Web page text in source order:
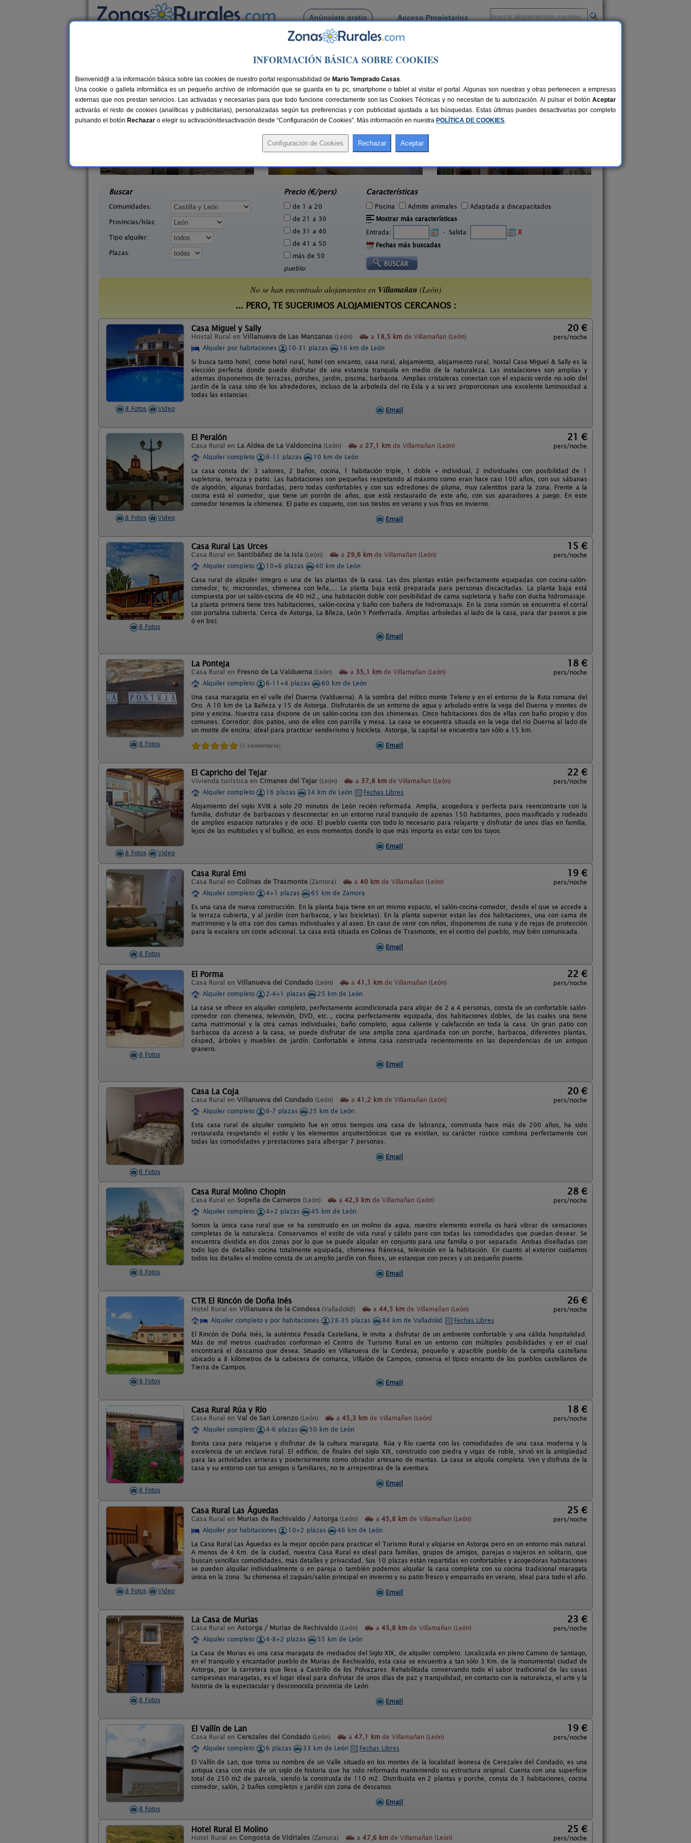
Anúnciate gratis Acceso Propietarios
Busca por pueblo
Casas Rurales cerca de Villamañan
36 €
La Casa de Pandora
Buscar
Comunidades:
Provincias/Islas:
Tipo alquiler:
Plazas:
Precio (€/pers)
de 1 a 20
de 21 a 30
de 31 a 40
de 41 a 50
más de 50
pueblo:
Características
Piscina Admite animales
Adaptada a discapacitados
Mostrar más características
Entrada:
- Salida:
X
Fechas más buscadas
No se han encontrado alojamientos en Villamañan (León)
... PERO, TE SUGERIMOS ALOJAMIENTOS CERCANOS :
8 Fotos Video
Casa Miguel y Sally
Hostal Rural en Villanueva de Las Manzanas (León) a 18,5 km de Villamañan (León)
20 €
pers/noche
Alquiler por habitaciones
10-31 plazas
16 km de León
Si busca tanto hotel, como hotel rural, hotel con encanto, casa rural, alojamiento, alojamiento rural, hostal Casa Miguel & Sally es la
elección perfecta donde puede disfrutar de una estancia tranquila en medio de la naturaleza. Las instalaciones son amplias y
ademas disponemos de terrazas, porches, jardin, piscina, barbacoa. Amplias cristaleras conectan con el espacio verde no solo del
jardin de la casa sino de los alrededores, incluso de la arboleda del rio Esla y a su vez proporcionan una excelente luminosidad a
todas las estancias.
Email
8 Fotos Video
El Peralón
Casa Rural en La Aldea de La Valdoncina (León) a 27,1 km de Villamañan (León)
21 €
pers/noche
Alquiler completo
6-11 plazas
10 km de León
La casa consta de: 3 salones, 2 baños, cocina, 1 habitación triple, 1 doble + individual, 2 individuales con posibilidad de 1
supletoria, terraza y patio. Las habitaciones son pequeñas respetando al máximo como eran hace casi 100 años, con sus sábanas
de algodón, algunas bordadas, pero todas confortables y con sus edredones de pluma, muy calentitos para la zona. Frente a la
cocina está el comedor, que tiene un porrón de años, que está restaurado de este año, con sus aparadores a juego. En este
comedor tenemos la chimenea. El patio es coqueto, con sus tiestos en verano y sus frios en invierno.
Email
8 Fotos
Casa Rural Las Urces
Casa Rural en Santibáñez de la Isla (León) a 29,6 km de Villamañan (León)
15 €
pers/noche
Alquiler completo
10+6 plazas
40 km de León
Casa rural de alquiler íntegro o una de las plantas de la casa. Las dos plantas están perfectamente equipadas con cocina-salón-
comedor, tv, microondas, chimenea con leña,... La planta baja está preparada para personas discacitadas. La planta baja está
compuesta por un salón-cocina de 40 m2., una habitación doble con posibilidad de cama supletoria y baño con ducha hidromasaje.
La planta primera tiene tres habitaciones, salón-cocina y baño con bañera de hidromasaje. En la zona común se encuentra el corral
con portalina cubierta. Cerca de Astorga, La Bñeza, León Y Ponferrada. Amplias arboledas al lado de la casa, para dar paseos a pie
ó en bici.
Email
8 Fotos
La Ponteja
Casa Rural en Fresno de La Valduerna (León) a 35,1 km de Villamañan (León)
18 €
pers/noche
Alquiler completo
6-11+4 plazas
60 km de León
Una casa maragata en el valle del Duerna (Valduerna). A la sombra del mítico monte Teleno y en el entorno de la Ruta romana del
Oro. A 10 km de La Bañeza y 15 de Astorga. Disfrutaréis de un entorno de agua y arbolado entre la vega del Duerna y montes de
pino y encina. Nuestra casa dispone de un salón-cocina con dos chimeneas. Cinco habitaciones dos de ellas con baño propio y dos
comunes. Corredor; dos patios, uno de ellos con parrilla y mesa. La casa se encuentra situada en la vega del río Duerna al lado de
un monte de encina; ideal para practicar senderismo y bicicleta. Astorga, la capital se encuentra tan sólo a 15 km.
(1 comentario) Email
8 Fotos Video
El Capricho del Tejar
Vivienda turística en Cimanes del Tejar (León) a 37,8 km de Villamañan (León)
22 €
pers/noche
Alquiler completo
16 plazas 34 km de León
Fechas Libres
Alojamiento del siglo XVIII a solo 20 minutos de León recién reformada. Amplia, acogedora y perfecta para reencontrarte con la
familia, disfrutar de barbacoas y desconectar en un entorno rural tranquilo de apenas 150 habitantes, poco masificado y rodeado
de amplios espacios naturales y de ocio. El pueblo cuenta con todo lo necesario para relajarte y disfrutar de unos días en familia,
lejos de las multitudes y el bullicio, en esos momentos donde lo que más importa es estar con los tuyos.
Email
8 Fotos
Casa Rural Emi
Casa Rural en Colinas de Trasmonte (Zamora) a 40 km de Villamañan (León)
19 €
pers/noche
Alquiler completo
4+1 plazas
65 km de Zamora
Es una casa de nueva construcción. En la planta baja tiene en un mismo espacio, el salón-cocina-comedor, desde el que se accede a
la terraza cubierta, y al jardin (con barbacoa, y las bicicletas). En la planta superior estan las dos habitaciones, una con cama de
matrimonio y la otra con dos camas individuales y al aseo. En caso de venir con niños, disponemos de cuna y de rejas de protección
para la escalera sin coste adicional. La casa está situada en Colinas de Trasmonte, en el centro del pueblo, muy bién comunicada.
Email
8 Fotos
El Porma
Casa Rural en Villanueva del Condado (León) a 41,1 km de Villamañan (León)
22 €
pers/noche
Alquiler completo
2-4+1 plazas
25 km de León
La casa se ofrece en alquiler completo, perfectamente acondicionada para alojar de 2 a 4 personas, consta de un confortable salón-
comedor con chimenea, televisión, DVD, etc.., cocina perfectamente equipada, dos habitaciones dobles, de las cuales una tiene
cama matrimonial y la otra camas individuales, baño completo, agua caliente y calefacción en toda la casa. Un gran patio con
barbacoa da acceso a la casa, se puede disfrutar de una amplia zona ajardinada con un porche, barbacoa, diferentes plantas,
césped, árboles y muebles de jardín. Confortable e íntima casa construida recientemente en las dependencias de un antiguo
granero.
Email
6 Fotos
Casa La Coja
Casa Rural en Villanueva del Condado (León) a 41,2 km de Villamañan (León)
20 €
pers/noche
Alquiler completo
6-7 plazas
25 km de León
Esta casa rural de alquiler completo fue en otros tiempos una casa de labranza, construida hace más de 200 años, ha sido
restaurada respetando el estilo y los elementos arquitectónicos que ya existían, su carácter rústico combina perfectamente con
todas las comodidades y prestaciones para albergar 7 personas.
Email
8 Fotos
Casa Rural Molino Chopin
Casa Rural en Sopeña de Carneros (León) a 42,3 km de Villamañan (León)
28 €
pers/noche
Alquiler completo
4+2 plazas
45 km de León
Somos la única casa rural que se ha construido en un molino de agua, nuestro elemento estrella os hará vibrar de sensaciones
completas de la naturaleza. Conservamos el estilo de vida rural y cálido pero con todas las comodidades que puedan desear. Se
encuentra dividida en dos zonas por lo que se puede alquilar en conjunto para una familia o por separado. Ambas diseñadas con
todo lujo de detalles cocina totalmente equipada, chimenea fráncesa, televisión en la habitación. En cuanto al exterior cuidamos
todos los detalles el molino consta de un amplio jardín con flores, un estanque con peces y un pequeño puente.
Email
8 Fotos
CTR El Rincón de Doña Inés
Hotel Rural en Villanueva de la Condesa (Valladolid) a 44,5 km de Villamañan (León)
26 €
pers/noche
Alquiler completo y por habitaciones
28-35 plazas 84 km de Valladolid
Fechas Libres
El Rincón de Doña Inés, la auténtica Posada Castellana, le invita a disfrutar de un ambiente confortable y una cálida hospitalidad.
Más de mil metros cuadrados conforman el Centro de Turismo Rural en un entorno con múltiples posibilidades y en el cual
encontrará el descanso que desea. Situado en Villanueva de la Condesa, pequeño y apacible pueblo de la campiña castellana
ubicado a 8 kilómetros de la cabecera de comarca, Villalón de Campos, conserva el típico encanto de los pueblos castellanos de
Tierra de Campos.
Email
8 Fotos
Casa Rural Rúa y Río
Casa Rural en Val de San Lorenzo (León) a 45,3 km de Villamañan (León)
18 €
pers/noche
Alquiler completo
4-6 plazas
50 km de León
Bonita casa para relajarse y disfrutar de la cultura maragata. Rúa y Río cuenta con las comodidades de una casa moderna y la
excelencia de un enclave rural. El edificio, de finales del siglo XIX, construido con piedra y vigas de roble, sirvió en la antigüedad
para las actividades arrieras y posteriormente como obrador artesano de mantas. La casa se alquila completa. Ven y disfruta de la
casa y su entorno con tus amigos o familiares, no te arrepentiras de la aventura.
Email
8 Fotos Video
Casa Rural Las Águedas
Casa Rural en Murias de Rechivaldo / Astorga (León) a 45,8 km de Villamañan (León)
25 €
pers/noche
Alquiler por habitaciones
10+2 plazas
46 km de León
La Casa Rural Las Águedas es la mejor opción para practicar el Turismo Rural y alojarse en Astorga pero en un entorno más natural.
A menos de 4 Km. de la ciudad, nuestra Casa Rural es ideal para familias, grupos de amigos, parejas o viajeros en solitario, que
buscan sencillas comodidades, más detalles y privacidad. Sus 10 plazas están repartidas en confortables y acogedoras habitaciones
se pueden alquilar individualmente o en pareja o también podemos alquilar la casa completa con su cocina tradicional maragata
única en la zona. Su chimenea el zaguán/salón principal en invierno y su patio fresco y emparrado en verano, ideal para todo el año.
Email
8 Fotos
La Casa de Murias
Casa Rural en Astorga / Murias de Rechivaldo (León) a 45,8 km de Villamañan (León)
23 €
pers/noche
Alquiler completo
4-8+2 plazas
55 km de León
La Casa de Murias es una casa maragata de mediados del Siglo XIX, de alquiler completo. Localizada en pleno Camino de Santiago,
en el tranquilo y encantador pueblo de Murias de Rechivaldo, esta casa se encuentra a tan sólo 3 Km. de la monumental ciudad de
Astorga, por la carretera que lleva a Castrillo de los Polvazares. Rehabilitada conservando todo el sabor tradicional de las casas
campesinas maragatas, es el lugar ideal para disfrutar de unos días de paz y tranquilidad, en contacto con la naturaleza, el arte y la
historia de la espectacular y desconocida provincia de León.
Email
8 Fotos
El Vallín de Lan
Casa Rural en Cerezales del Condado (León) a 47,1 km de Villamañan (León)
19 €
pers/noche
Alquiler completo
6 plazas 33 km de León
Fechas Libres
El Vallín de Lan, que toma su nombre de un Valle situado en los montes de la localidad leonesa de Cerezales del Condado, es una
antigua casa con más de un siglo de historia que ha sido reformada manteniendo su estructura original. Cuenta con una superficie
total de 250 m2 de parcela, siendo la construida de 110 m2. Distribuida en 2 plantas y porche, consta de 3 habitaciones, cocina
comedor, salón, 2 baños completos y jardín con zona de descanso.
Email
Hotel Rural El Molino
Hotel Rural en Congosta de Vidriales (Zamora) a 47,6 km de Villamañan (León)
25 €
pers/noche
INFORMACIÓN BÁSICA SOBRE COOKIES
Bienvenid@ a la información básica sobre las cookies de nuestro portal responsabilidad de Mario Temprado Casas.
Una cookie o galleta informática es un pequeño archivo de información que se guarda en tu pc, smartphone o tablet al visitar el portal. Algunas son nuestras y otras pertenecen a empresas
externas que nos prestan servicios. Las activadas y necesarias para que todo funcione correctamente son las Cookies Técnicas y no necesitan de tu autorización. Al pulsar el botón Aceptar
activarás el resto de cookies (analíticas y publicitarias), personalizadas según tus preferencias y con publicidad ajustada a tus búsquedas. Estas últimas puedes desactivarlas por completo
pulsando el botón Rechazar o elegir su activación/desactivación desde “Configuración de Cookies”. Más información en nuestra POLÍTICA DE COOKIES.